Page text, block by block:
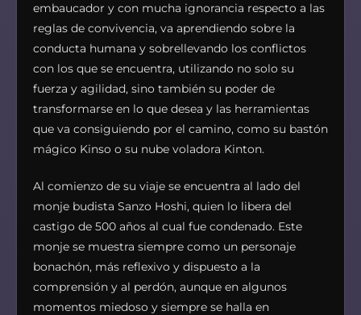
embaucador y con mucha ignorancia respecto a las
reglas de convivencia, va aprendiendo sobre la
conducta humana y sobrellevando los conflictos
con los que se encuentra, utilizando no solo su
fuerza y agilidad, sino también su poder de
transformarse en lo que desea y las herramientas
que va consiguiendo por el camino, como su bastón
mágico Kinso o su nube voladora Kinton.
Al comienzo de su viaje se encuentra al lado del
monje budista Sanzo Hoshi, quien lo libera del
castigo de 500 años al cual fue condenado. Este
monje se muestra siempre como un personaje
bonachón, más reflexivo y dispuesto a la
comprensión y al perdón, aunque en algunos
momentos miedoso y siempre se halla en